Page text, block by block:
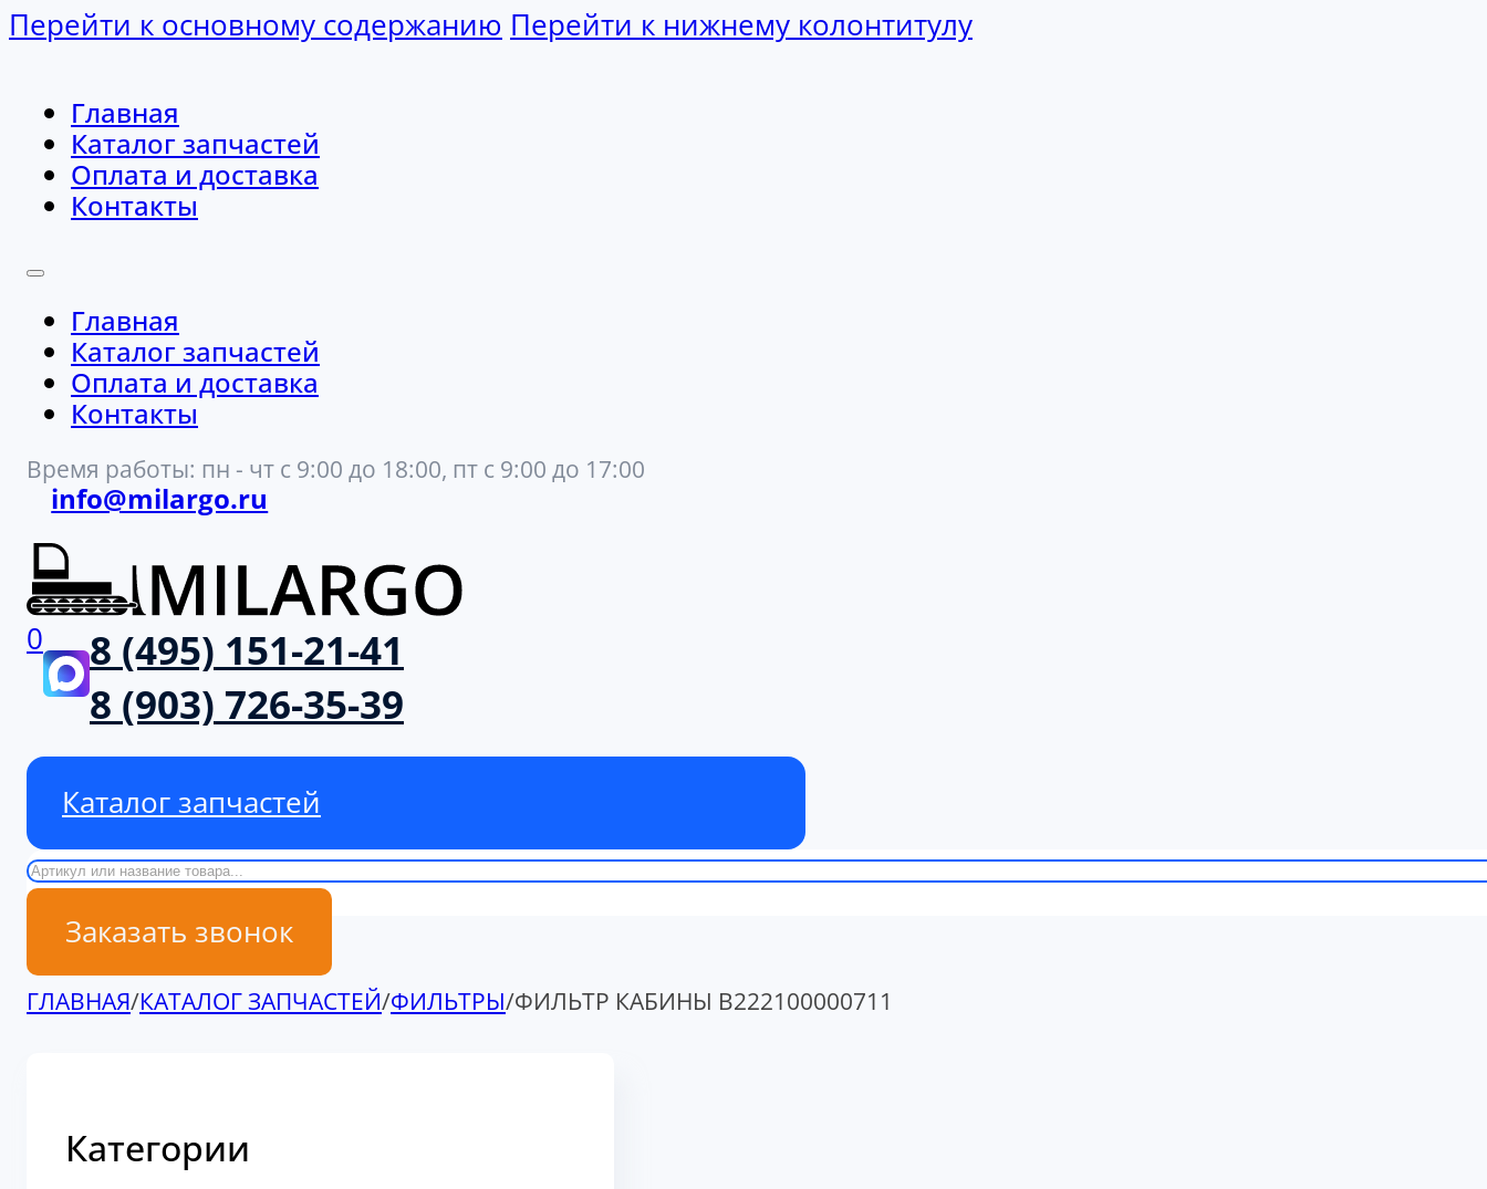
Перейти к основному содержанию Перейти к нижнему колонтитулу
Главная
Каталог запчастей
Оплата и доставка
Контакты
Главная
Каталог запчастей
Оплата и доставка
Контакты
Время работы: пн - чт с 9:00 до 18:00, пт с 9:00 до 17:00
info@milargo.ru
0
8 (495) 151-21-41
8 (903) 726-35-39
Каталог запчастей
Поиск
Заказать звонок
ГЛАВНАЯ/КАТАЛОГ ЗАПЧАСТЕЙ/ФИЛЬТРЫ/ФИЛЬТР КАБИНЫ В222100000711
Категории